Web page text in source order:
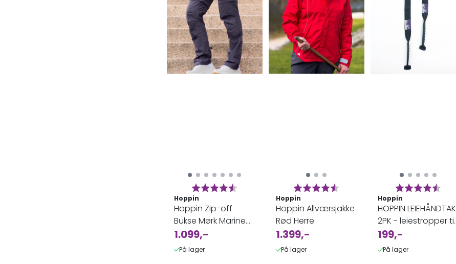
Karakter: 4.5 av 5 mulige
Hoppin
Hoppin Zip-off
Bukse Mørk Marine
Dame
1.099,-
På lager
Karakter: 4.8 av 5 mulige
Hoppin
Hoppin Allværsjakke
Rød Herre
1.399,-
På lager
Karakter:
Hoppin
HOPPIN LEIEHÅNDTAK
2PK - leiestropper til
pingvinbeltet
199,-
På lager